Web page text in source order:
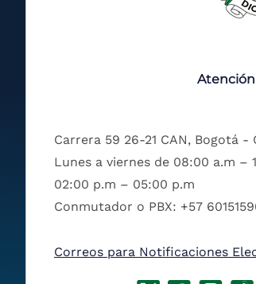
Carrera 59 26-21 CAN, Bogotá -
Lunes a viernes de 08:00 a.m –
02:00 p.m – 05:00 p.m
Conmutador o PBX: +57
Correos para Notificaciones